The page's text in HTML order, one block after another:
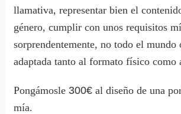
llamativa, representar bien el
género, cumplir con unos requisitos
sorprendentemente, no todo el mundo
adaptada tanto al formato físico como
Pongámosle 300€ al diseño de una
mía.